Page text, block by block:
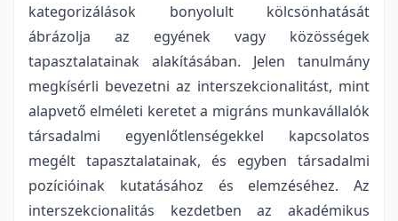
kategorizálások bonyolult kölcsönhatását
ábrázolja az egyének vagy közösségek
tapasztalatainak alakításában. Jelen tanulmány
megkísérli bevezetni az interszekcionalitást, mint
alapvető elméleti keretet a migráns munkavállalók
társadalmi egyenlőtlenségekkel kapcsolatos
megélt tapasztalatainak, és egyben társadalmi
pozícióinak kutatásához és elemzéséhez. Az
interszekcionalitás kezdetben az akadémikus